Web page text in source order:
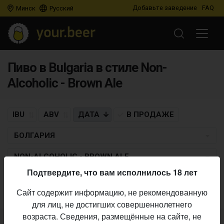
Минск Русский Добавьте заведение FAQ
Пиво в Bulgaria в стиле Non-
Alcoholic - Brown Ale
IBU ABV ДАТА В ПРОДАЖЕ
БОЛГАРИЯ
NON-ALCOHOLIC - BROWN ALE
Пиво по заданным критериям не найдено
Подтвердите, что вам исполнилось 18 лет
Сайт содержит информацию, не рекомендованную
для лиц, не достигших совершеннолетнего
возраста. Сведения, размещённые на сайте, не